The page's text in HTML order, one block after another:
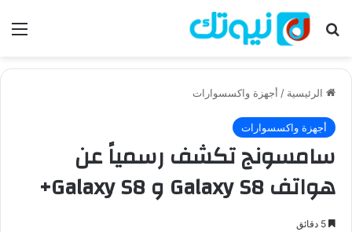
بحث عن
الرئيسية / أجهزة واكسسوارات
أجهزة واكسسوارات
سامسونج تكشف رسمياً عن
هواتف Galaxy S8 و Galaxy S8+